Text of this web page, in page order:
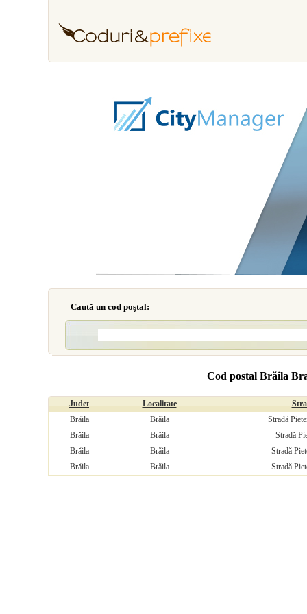
Caută un cod poştal:
Cod postal Brăila
Judet Localitate
Brăila
Brăila
Stradă
Brăila
Brăila
Stradă
Brăila
Brăila
Stradă
Brăila
Brăila Stradă